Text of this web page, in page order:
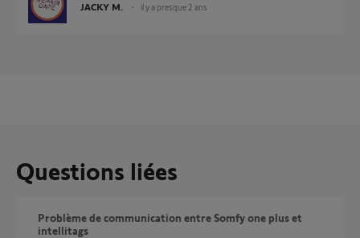
JACKY M. il y a presque 2 ans
Questions liées
Problème de communication entre Somfy one plus et
intellitags